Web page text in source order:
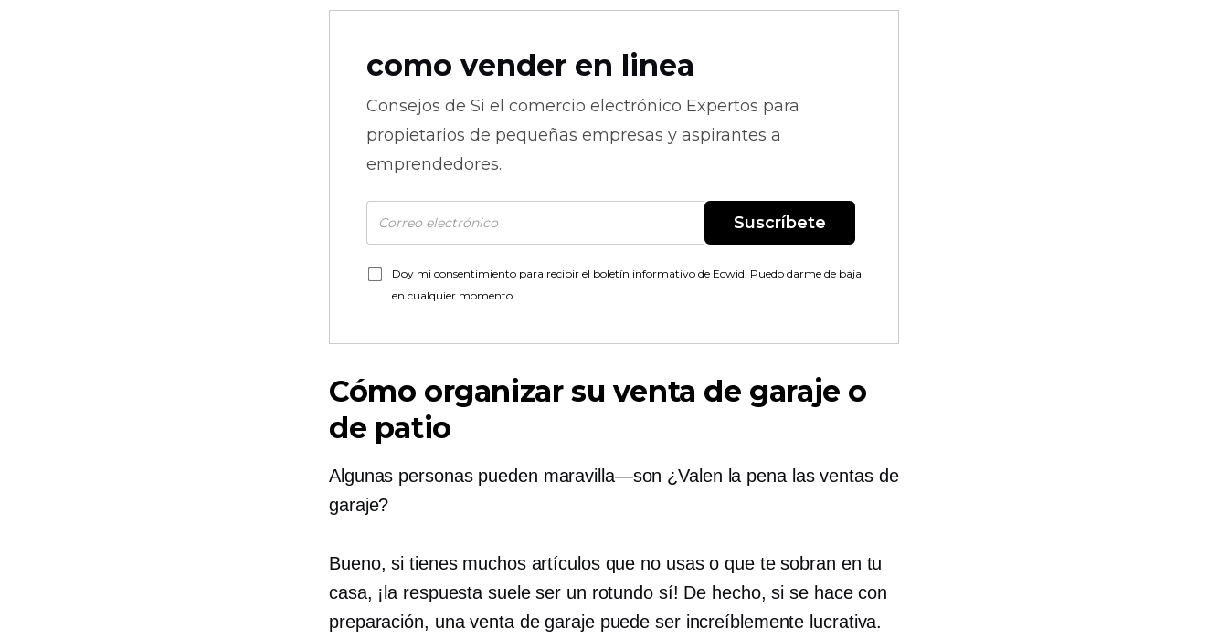
como vender en linea
Consejos de Si el comercio electrónico Expertos para
propietarios de pequeñas empresas y aspirantes a
emprendedores.
Suscríbete
Doy mi consentimiento para recibir el boletín informativo de Ecwid. Puedo darme de baja
en cualquier momento.
Cómo organizar su venta de garaje o
de patio
Algunas personas pueden maravilla—son ¿Valen la pena las ventas de
garaje?
Bueno, si tienes muchos artículos que no usas o que te sobran en tu
casa, ¡la respuesta suele ser un rotundo sí! De hecho, si se hace con
preparación, una venta de garaje puede ser increíblemente lucrativa.